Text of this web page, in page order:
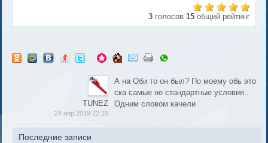
3 голосов 15 общий рейтинг
TUNEZ
24 апр 2019 22:15
А на Оби то он был? По моему обь это
ска самые не стандартные условия .
Одним словом качели
Последние записи